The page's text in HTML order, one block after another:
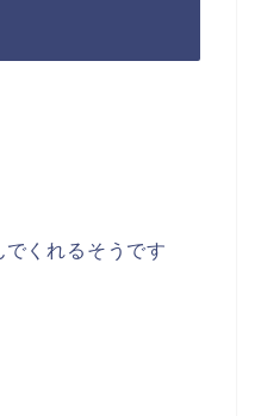
くれるそうです